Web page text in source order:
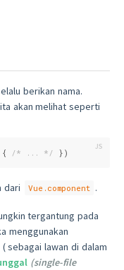
berikan nama.
akan melihat seperti
{ /* ... */ })
dari Vue.component .
tergantung pada
menggunakan
sebagai lawan di dalam
(single-file